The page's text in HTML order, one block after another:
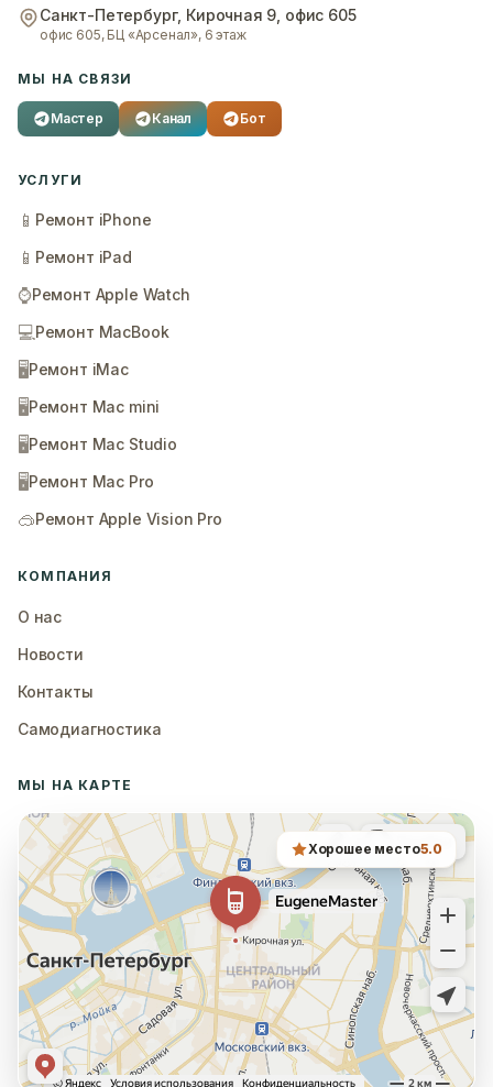
Санкт-Петербург, Кирочная 9, офис 605
офис 605, БЦ «Арсенал», 6 этаж
МЫ НА СВЯЗИ
Мастер Канал Бот
УСЛУГИ
📱 Ремонт iPhone
📱 Ремонт iPad
⌚Ремонт Apple Watch
💻Ремонт MacBook
🖥️Ремонт iMac
🖥️Ремонт Mac mini
🖥️Ремонт Mac Studio
🖥️Ремонт Mac Pro
🥽Ремонт Apple Vision Pro
КОМПАНИЯ
О нас
Новости
Контакты
Самодиагностика
МЫ НА КАРТЕ
Хорошее место5.0